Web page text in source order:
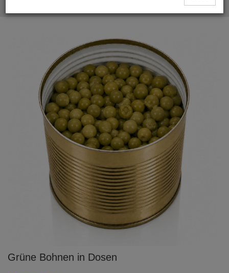
Grüne Bohnen in Dosen